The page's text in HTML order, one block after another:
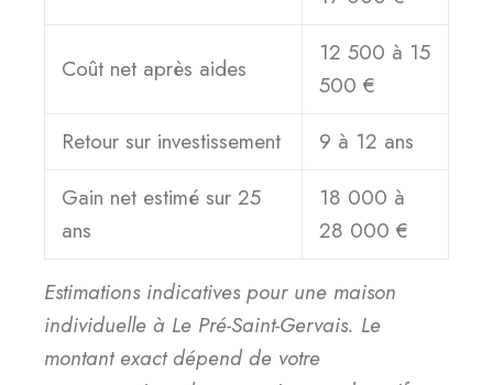
Coût net après aides
12 500 à 15
500 €
Retour sur investissement
9 à 12 ans
Gain net estimé sur 25
ans
18 000 à
28 000 €
Estimations indicatives pour une maison
individuelle à Le Pré-Saint-Gervais. Le
montant exact dépend de votre